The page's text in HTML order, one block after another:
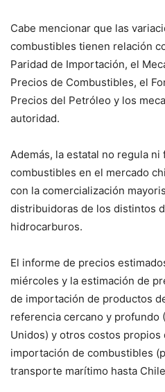
Cabe mencionar que las
combustibles tienen relación
Paridad de Importación, el
Precios de Combustibles, el
Precios del Petróleo y los
autoridad.
Además, la estatal no regula
combustibles en el mercado
con la comercialización
distribuidoras de los distintos
hidrocarburos.
El informe de precios
miércoles y la estimación de
de importación de productos
referencia cercano y profundo
Unidos) y otros costos propios
importación de combustibles
transporte marítimo hasta